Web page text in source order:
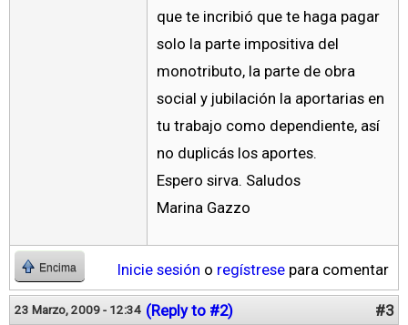
que te incribió que te haga pagar
solo la parte impositiva del
monotributo, la parte de obra
social y jubilación la aportarias en
tu trabajo como dependiente, así
no duplicás los aportes.
Espero sirva. Saludos
Marina Gazzo
Encima Inicie sesión o regístrese para comentar
23 Marzo, 2009 - 12:34 (Reply to #2) #3